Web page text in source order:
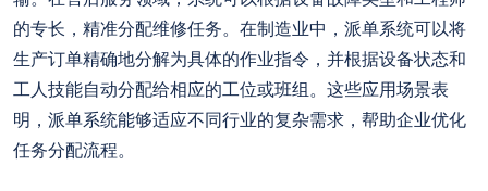
的专长，精准分配维修任务。在制造业中，派单系统可以将
生产订单精确地分解为具体的作业指令，并根据设备状态和
工人技能自动分配给相应的工位或班组。这些应用场景表
明，派单系统能够适应不同行业的复杂需求，帮助企业优化
任务分配流程。